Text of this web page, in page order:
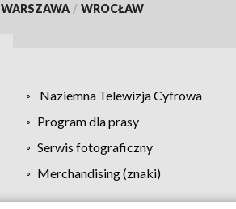
WARSZAWA / WROCŁAW
Naziemna Telewizja Cyfrowa
Program dla prasy
Serwis fotograficzny
Merchandising (znaki)